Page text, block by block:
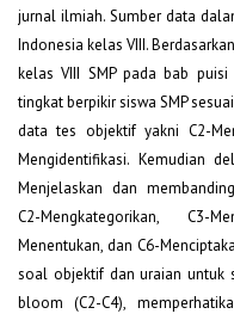
jurnal ilmiah. Sumber data
Indonesia kelas VIII.
kelas VIII SMP pada bab
tingkat berpikir siswa SMP
data tes objektif yakni C2-
Mengidentifikasi. Kemudian
Menjelaskan dan
C2-Mengkategorikan, C3-
Menentukan, dan C6-
soal objektif dan uraian untuk
bloom (C2-C4),